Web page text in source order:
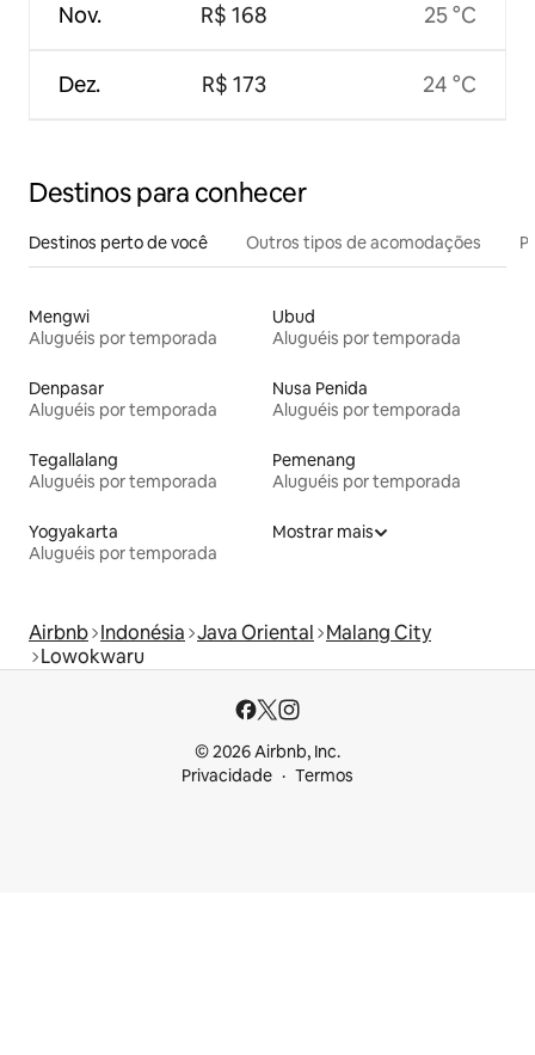
Nov.
Dez.
R$ 168
R$ 173
25 °C
24 °C
Destinos para conhecer
Destinos perto de você Outros tipos de acomodações
Mengwi
Aluguéis por temporada
Ubud
Aluguéis por temporada
Denpasar
Aluguéis por temporada
Nusa Penida
Aluguéis por temporada
Tegallalang
Aluguéis por temporada
Pemenang
Aluguéis por temporada
Yogyakarta
Aluguéis por temporada
Mostrar mais
Airbnb Indonésia Java Oriental Malang City
Lowokwaru
© 2026 Airbnb, Inc.
Privacidade
Termos